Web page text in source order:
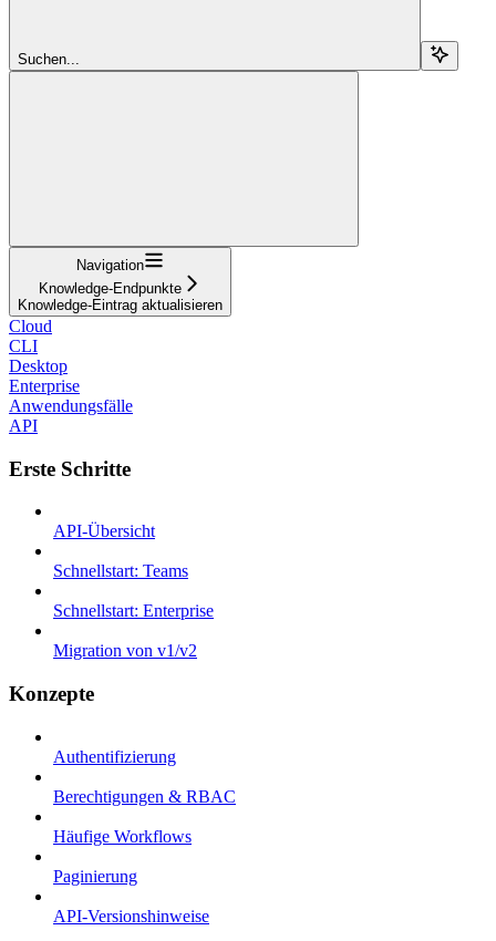
Suchen...
Navigation
Knowledge-Endpunkte
Knowledge-Eintrag aktualisieren
Cloud
CLI
Desktop
Enterprise
Anwendungsfälle
API
Erste Schritte
API-Übersicht
Schnellstart: Teams
Schnellstart: Enterprise
Migration von v1/v2
Konzepte
Authentifizierung
Berechtigungen & RBAC
Häufige Workflows
Paginierung
API-Versionshinweise